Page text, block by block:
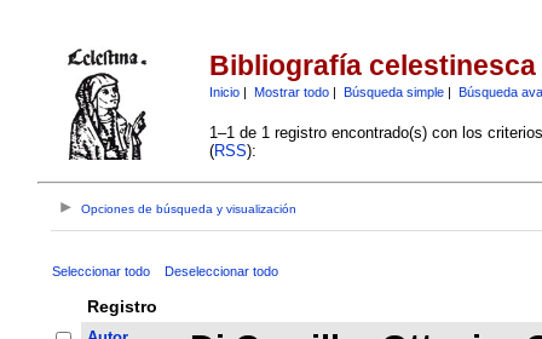
Bibliografía celestinesca
Inicio| Mostrar todo| Búsqueda simple| Búsqueda
1–1 de 1 registro encontrado(s) con los
(RSS):
Opciones de búsqueda y visualización
Seleccionar todo Deseleccionar todo
Registro